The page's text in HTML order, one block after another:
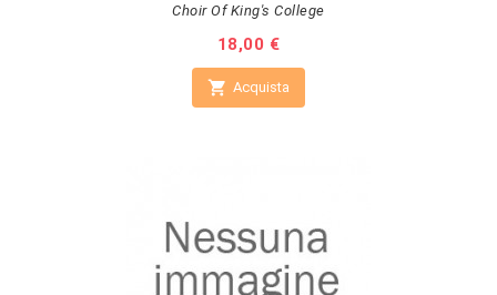
Choir Of King's College
Prezzo
18,00 €
 Acquista